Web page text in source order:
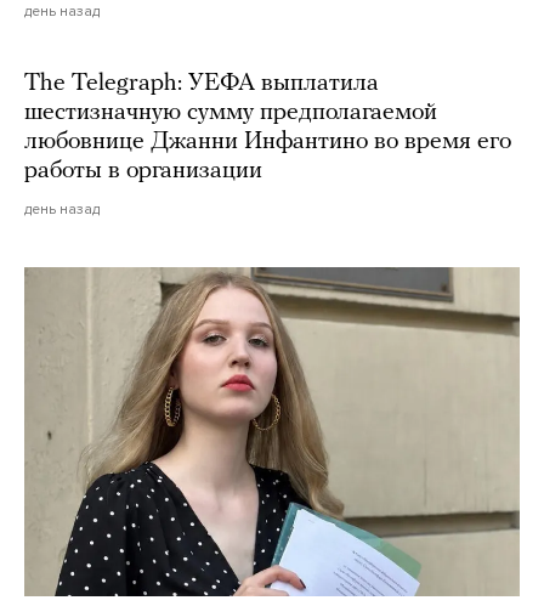
день назад
The Telegraph: УЕФА выплатила
шестизначную сумму предполагаемой
любовнице Джанни Инфантино во время его
работы в организации
день назад